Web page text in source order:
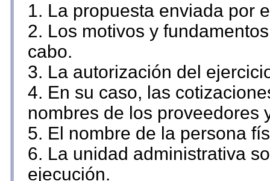
1. La propuesta enviada por
2. Los motivos y
cabo.
3. La autorización del
4. En su caso, las
nombres de los proveedores
5. El nombre de la persona
6. La unidad administrativa
ejecución.